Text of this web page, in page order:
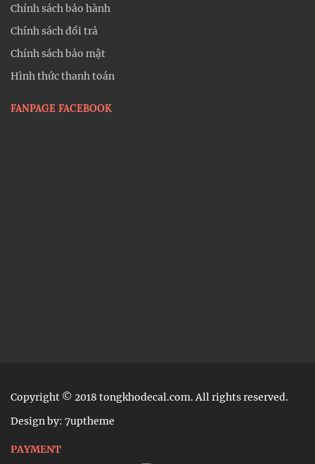
Chính sách bảo hành
Chính sách đổi trả
Chính sách bảo mật
Hình thức thanh toán
FANPAGE FACEBOOK
Copyright © 2018 tongkhodecal.com. All rights reserved.
Design by: 7uptheme
PAYMENT